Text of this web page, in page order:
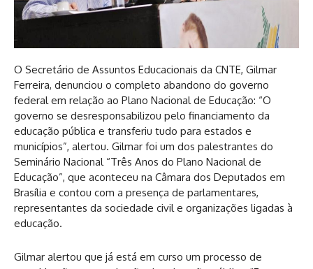
O Secretário de Assuntos Educacionais da CNTE, Gilmar
Ferreira, denunciou o completo abandono do governo
federal em relação ao Plano Nacional de Educação: “O
governo se desresponsabilizou pelo financiamento da
educação pública e transferiu tudo para estados e
municípios”, alertou. Gilmar foi um dos palestrantes do
Seminário Nacional “Três Anos do Plano Nacional de
Educação”, que aconteceu na Câmara dos Deputados em
Brasília e contou com a presença de parlamentares,
representantes da sociedade civil e organizações ligadas à
educação.
Gilmar alertou que já está em curso um processo de